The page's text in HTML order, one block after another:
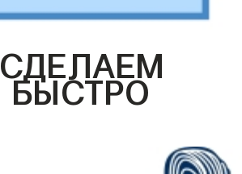
СДЕЛАЕМ
БЫСТРО